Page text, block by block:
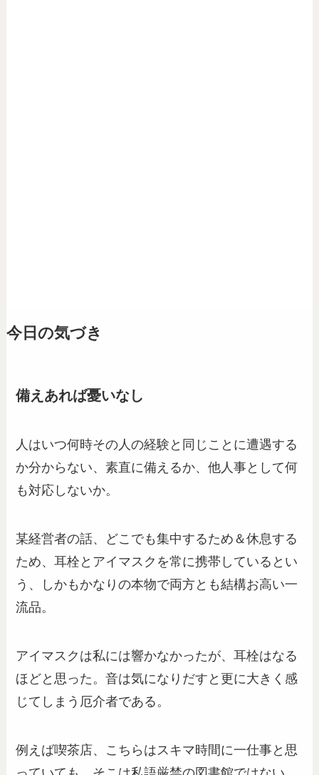
今日の気づき
備えあれば憂いなし
人はいつ何時その人の経験と同じことに遭遇する
か分からない、素直に備えるか、他人事として何
も対応しないか。
某経営者の話、どこでも集中するため＆休息する
ため、耳栓とアイマスクを常に携帯しているとい
う、しかもかなりの本物で両方とも結構お高い一
流品。
アイマスクは私には響かなかったが、耳栓はなる
ほどと思った。音は気になりだすと更に大きく感
じてしまう厄介者である。
例えば喫茶店、こちらはスキマ時間に一仕事と思